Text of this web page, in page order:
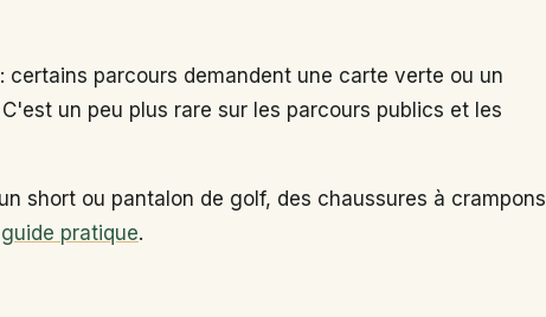
parcours demandent une carte verte ou un
un peu plus rare sur les parcours publics et les
short ou pantalon de golf, des chaussures à crampons
guide pratique.